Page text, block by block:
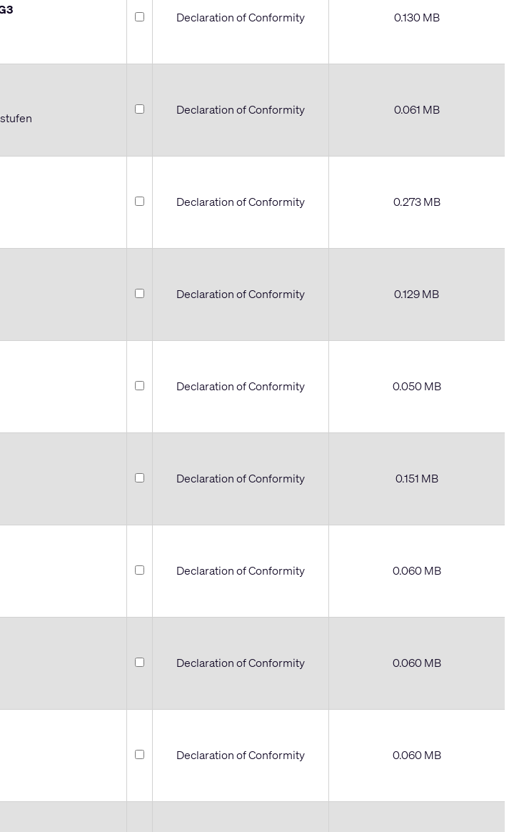
Declaration of Conformity 0.130 MB
Declaration of Conformity 0.061 MB
Declaration of Conformity 0.273 MB
Declaration of Conformity 0.129 MB
Declaration of Conformity 0.050 MB
Declaration of Conformity 0.151 MB
Declaration of Conformity 0.060 MB
Declaration of Conformity 0.060 MB
Declaration of Conformity 0.060 MB